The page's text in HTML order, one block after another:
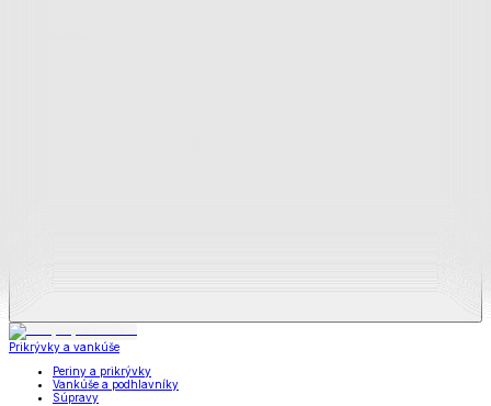
Prikrývky a vankúše
Periny a prikrývky
Vankúše a podhlavníky
Súpravy